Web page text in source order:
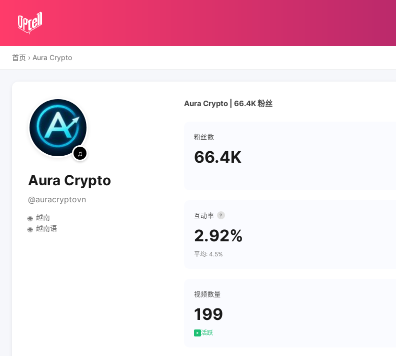
首页 › Aura Crypto
Aura Crypto
@auracryptovn
🌐 越南
🌐 越南语
Aura Crypto | 66.4K 粉丝
粉丝数
66.4K
互动率 ?
2.92%
平均: 4.5%
视频数量
199
活跃